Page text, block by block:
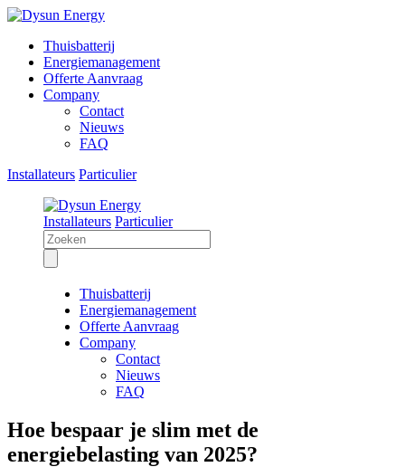
Thuisbatterij
Energiemanagement
Offerte Aanvraag
Company
Contact
Nieuws
FAQ
Installateurs Particulier
Installateurs Particulier
Thuisbatterij
Energiemanagement
Offerte Aanvraag
Company
Contact
Nieuws
FAQ
Hoe bespaar je slim met de
energiebelasting van 2025?